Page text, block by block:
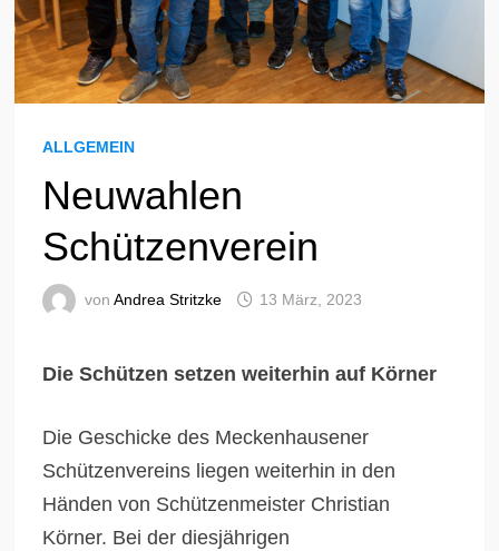
ALLGEMEIN
Neuwahlen
Schützenverein
vonAndrea Stritzke 13 März, 2023
Die Schützen setzen weiterhin auf Körner
Die Geschicke des Meckenhausener
Schützenvereins liegen weiterhin in den
Händen von Schützenmeister Christian
Körner. Bei der diesjährigen